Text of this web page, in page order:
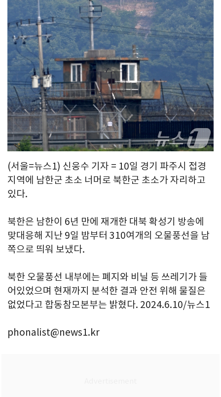
(서울=뉴스1) 신웅수 기자 = 10일 경기 파주시 접경
지역에 남한군 초소 너머로 북한군 초소가 자리하고
있다.
북한은 남한이 6년 만에 재개한 대북 확성기 방송에
맞대응해 지난 9일 밤부터 310여개의 오물풍선을 남
쪽으로 띄워 보냈다.
북한 오물풍선 내부에는 폐지와 비닐 등 쓰레기가 들
어있었으며 현재까지 분석한 결과 안전 위해 물질은
없었다고 합동참모본부는 밝혔다. 2024.6.10/뉴스1
phonalist@news1.kr